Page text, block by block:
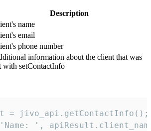
Description
name
email
phone number
information about the client that was
with setContactInfo
= jivo_api.getContactInfo();
',